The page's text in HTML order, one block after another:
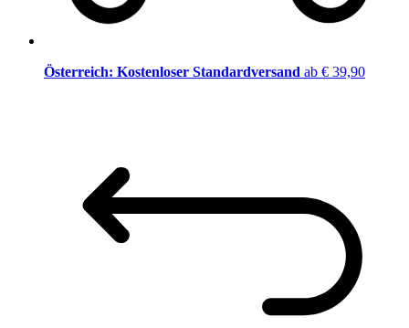
Österreich: Kostenloser Standardversand ab € 39,90